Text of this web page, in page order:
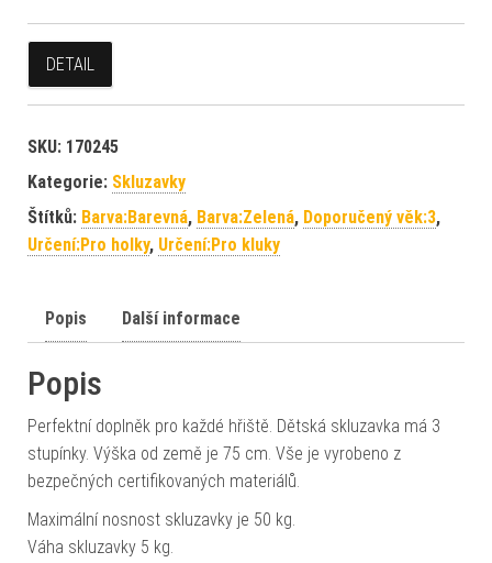
DETAIL
SKU: 170245
Kategorie: Skluzavky
Štítků: Barva:Barevná, Barva:Zelená, Doporučený věk:3,
Určení:Pro holky, Určení:Pro kluky
Popis Další informace
Popis
Perfektní doplněk pro každé hřiště. Dětská skluzavka má 3
stupínky. Výška od země je 75 cm. Vše je vyrobeno z
bezpečných certifikovaných materiálů.
Maximální nosnost skluzavky je 50 kg.
Váha skluzavky 5 kg.